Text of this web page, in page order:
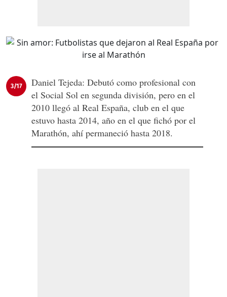
3/17
Daniel Tejeda: Debutó como profesional con
el Social Sol en segunda división, pero en el
2010 llegó al Real España, club en el que
estuvo hasta 2014, año en el que fichó por el
Marathón, ahí permaneció hasta 2018.